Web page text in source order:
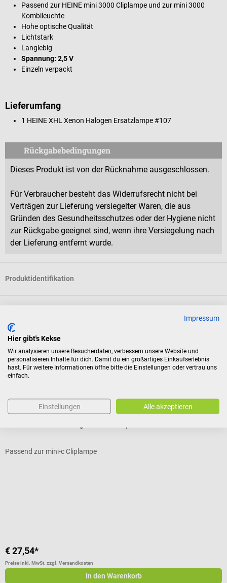
Passend zur HEINE mini 3000 Cliplampe und zur mini 3000
Kombileuchte
Hohe optische Qualität
Lichtstark
Langlebig
Spannung: 2,5 V
Einzeln verpackt
Lieferumfang
1 HEINE XHL Xenon Halogen Ersatzlampe #107
Rückgabebedingungen
Dieses Produkt ist von der Rücknahme ausgeschlossen.
Für Verbraucher besteht das Widerrufsrecht nicht bei
Verträgen zur Lieferung versiegelter Waren, die aus
Gründen des Gesundheitsschutzes oder der Hygiene nicht
zur Rückgabe geeignet sind, wenn ihre Versiegelung nach
der Lieferung entfernt wurde.
Produktidentifikation
Bewertungen
HEINE Optotechnik
Passend zur mini-c Cliplampe
€ 27,54*
Preise inkl. MwSt. zzgl. Versandkosten
In den Warenkorb
Impressum
Hier gibt's Kekse
Wir analysieren unsere Besucherdaten, verbessern unsere Website und
personalisieren Inhalte für dich. Damit du ein großartiges Einkaufserlebnis
hast. Für weitere Informationen öffne bitte die Einstellungen oder vertrau uns
einfach.
Einstellungen Alle akzeptieren